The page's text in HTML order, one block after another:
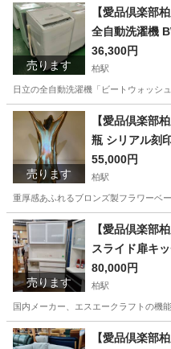
千葉 柏市 柏駅 ダイニン
売ります
【愛品倶楽部
全自動洗濯機
ガラビート洗浄
36,300円
柏駅
日立の全自動洗濯機「ビートウォッシ
千葉 柏市 柏駅 生活家電
売ります
【愛品倶楽部
瓶 シリアル刻
55,000円
柏駅
重厚感あふれるブロンズ製フラワーベ
千葉 柏市 柏駅 インテリ
売ります
【愛品倶楽部
スライド扉キ
ド モイス加工
80,000円
柏駅
国内メーカー、エスエークラフトの機
千葉 柏市 柏駅 収納家具
【愛品倶楽部